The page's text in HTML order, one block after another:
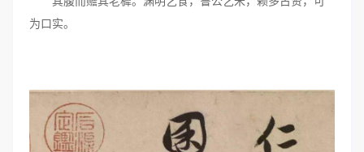
为口实。